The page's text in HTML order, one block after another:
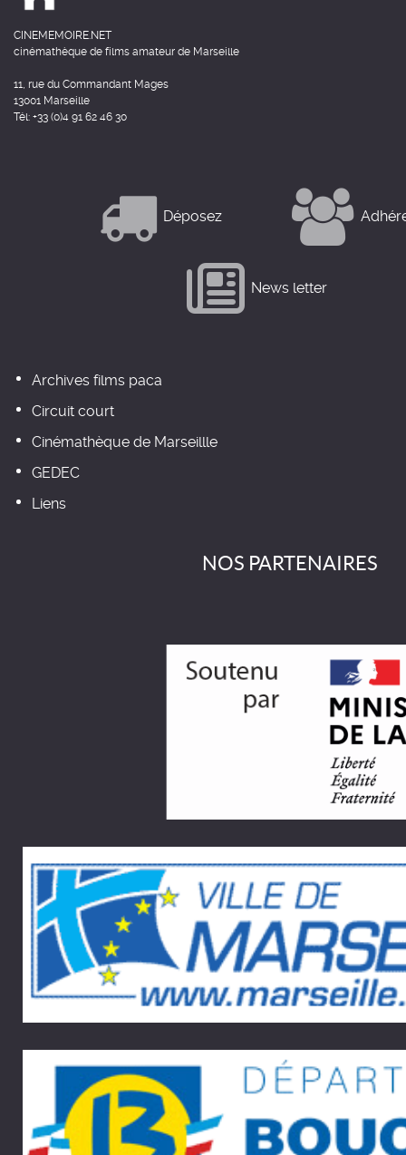
CINEMEMOIRE.NET
cinémathèque de films amateur de Marseille
11, rue du Commandant Mages
13001 Marseille
Tél: +33 (0)4 91 62 46 30
Déposez
News letter
Archives films paca
Circuit court
Cinémathèque de Marseillle
GEDEC
Liens
NOS PARTENAIRES